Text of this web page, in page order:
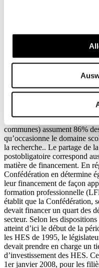
partagées. La révision des
confirmé cette répartition des
cantons doivent, cependant,
respectives, veiller
système suisse de formation
Qui réglemente
Conformément à leurs
communes) assument 86%
qu’occasionne le domaine
la recherche.. Le partage de
postobligatoire correspond
matière de financement. En
Confédération en détermine
leur financement de façon
formation professionnelle
établit que la Confédération,
devait financer un quart des
secteur. Selon les
atteint d’ici le début de la
les HES de 1995, le
devait prendre en charge un
d’investissement des HES.
1er janvier 2008, pour les